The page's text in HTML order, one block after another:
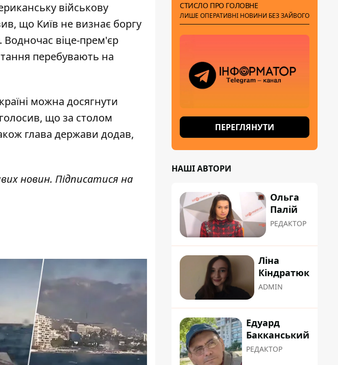
військову
що Київ не визнає боргу
. Водночас віце-прем'єр
перебувають на
можна досягнути
що за столом
глава держави додав,
новин. Підписатися на
СТИСЛО ПРО ГОЛОВНЕ
ЛИШЕ ОПЕРАТИВНІ НОВИНИ БЕЗ ЗАЙВОГО
ПЕРЕГЛЯНУТИ
НАШІ АВТОРИ
Ольга
Палій
РЕДАКТОР
Ліна
Кіндратюк
ADMIN
Едуард
Бакканський
РЕДАКТОР